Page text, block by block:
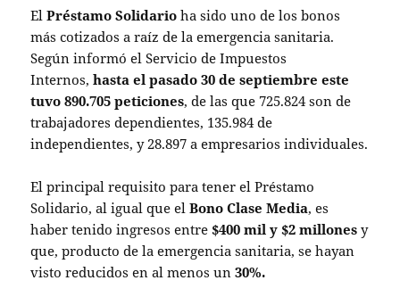
ElPréstamo Solidario ha sido uno de los bonos
más cotizados a raíz de la emergencia sanitaria.
Según informó el Servicio de Impuestos
Internos,hasta el pasado 30 de septiembre este
tuvo 890.705 peticiones, de las que 725.824 son de
trabajadores dependientes, 135.984 de
independientes, y 28.897 a empresarios individuales.
El principal requisito para tener el Préstamo
Solidario, al igual que elBono Clase Media, es
haber tenido ingresos entre$400 mil y $2 millonesy
que, producto de la emergencia sanitaria, se hayan
visto reducidos en al menos un30%.